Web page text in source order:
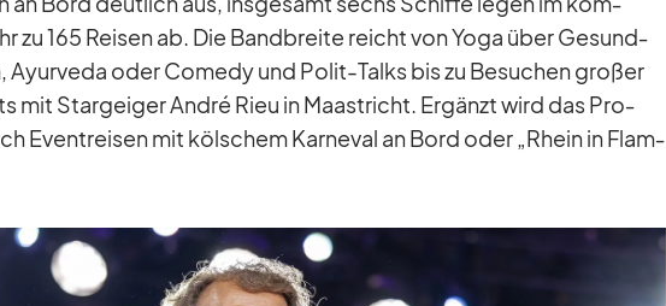
zu 165 Rei­sen ab. Die Band­breite reicht von Yoga über Ge­sund­
Ayur­veda oder Co­medy und Po­lit-Talks bis zu Be­su­chen gro­ßer
mit Star­gei­ger An­dré Rieu in Maas­tricht. Er­gänzt wird das Pro­
Event­rei­sen mit köl­schem Kar­ne­val an Bord oder „Rhein in Flam­